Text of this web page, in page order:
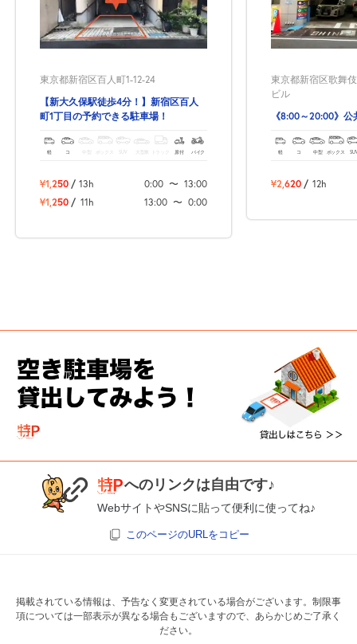
東京都新宿区百人町1-12-24
【新大久保駅徒歩4分！】新宿区百人
町1丁目の予約できる駐車場！
軽 コ 中型 ボックス SUV 大型車 トラック 原付 バイク
¥1,250 / 13h 0:00 〜 13:00
¥1,250 / 11h 13:00 〜 0:00
東京都新宿区歌舞
ビル
《8:00～20:00》
軽 コ 中型 ボックス
¥2,620 / 12h
へのリンクは自由です♪
WebサイトやSNSに貼って便利に使ってね♪
このページのURLをコピー
掲載されている情報は、予告なく変更されている場合がございます。制限事
項については一部表示が異なる場合もございますので、あらかじめご了承く
ださい。